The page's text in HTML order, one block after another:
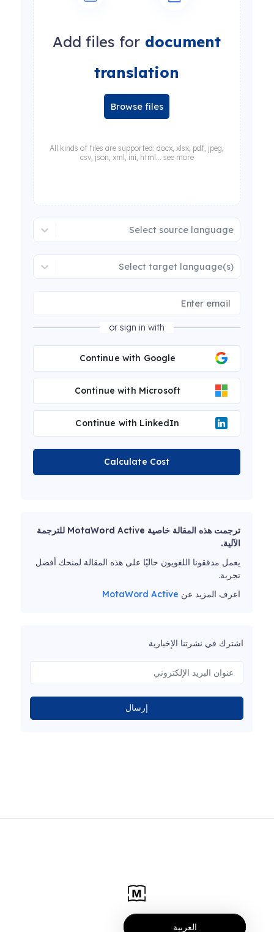
Add files for document
translation
Browse files
All kinds of files are supported: docx, xlsx, pdf, jpeg,
csv, json, xml, ini, html... see more
Select source language
Select target language(s)
or sign in with
Continue with Google
Continue with Microsoft
Continue with LinkedIn
Calculate Cost
ترجمت هذه المقالة خاصية MotaWord Active للترجمة
الآلية.
يعمل مدققونا اللغويون حاليًا على هذه المقالة لمنحك أفضل
تجربة.
اعرف المزيد عن MotaWord Active
اشترك في نشرتنا الإخبارية
إرسال
العربية